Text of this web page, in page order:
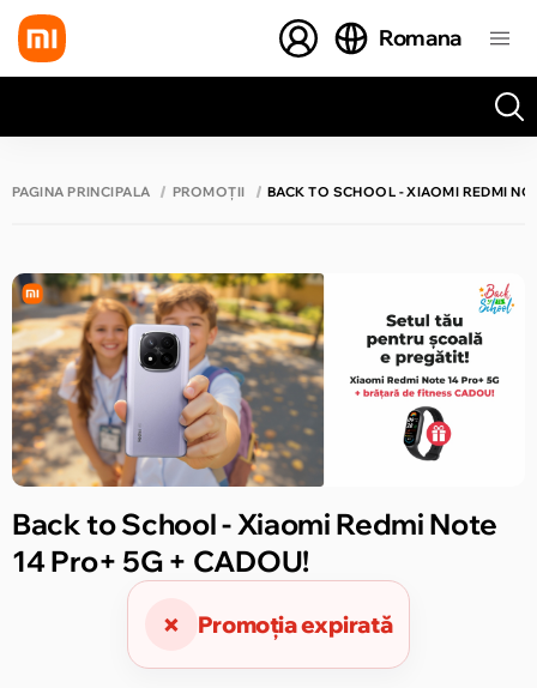
Romana
PAGINA PRINCIPALĂ PROMOȚII BACK TO SCHOOL - XIAOMI REDMI
Back to School - Xiaomi Redmi Note
14 Pro+ 5G + CADOU!
×
Promoția expirată